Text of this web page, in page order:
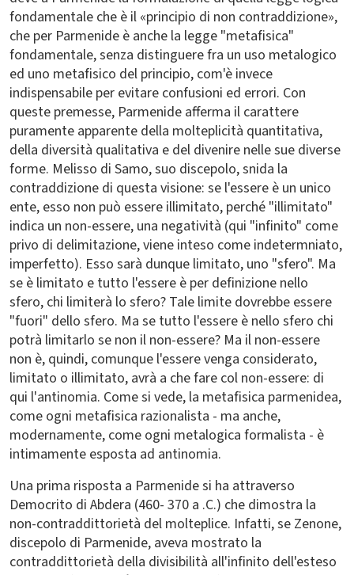
fondamentale che è il «principio di non contraddizione»,
che per Parmenide è anche la legge "metafisica"
fondamentale, senza distinguere fra un uso metalogico
ed uno metafisico del principio, com'è invece
indispensabile per evitare confusioni ed errori. Con
queste premesse, Parmenide afferma il carattere
puramente apparente della molteplicità quantitativa,
della diversità qualitativa e del divenire nelle sue diverse
forme. Melisso di Samo, suo discepolo, snida la
contraddizione di questa visione: se l'essere è un unico
ente, esso non può essere illimitato, perché "illimitato"
indica un non-essere, una negatività (qui "infinito" come
privo di delimitazione, viene inteso come indetermniato,
imperfetto). Esso sarà dunque limitato, uno "sfero". Ma
se è limitato e tutto l'essere è per definizione nello
sfero, chi limiterà lo sfero? Tale limite dovrebbe essere
"fuori" dello sfero. Ma se tutto l'essere è nello sfero chi
potrà limitarlo se non il non-essere? Ma il non-essere
non è, quindi, comunque l'essere venga considerato,
limitato o illimitato, avrà a che fare col non-essere: di
qui l'antinomia. Come si vede, la metafisica parmenidea,
come ogni metafisica razionalista - ma anche,
modernamente, come ogni metalogica formalista - è
intimamente esposta ad antinomia.
Una prima risposta a Parmenide si ha attraverso
Democrito di Abdera (460- 370 a .C.) che dimostra la
non-contraddittorietà del molteplice. Infatti, se Zenone,
discepolo di Parmenide, aveva mostrato la
contraddittorietà della divisibilità all'infinito dell'esteso